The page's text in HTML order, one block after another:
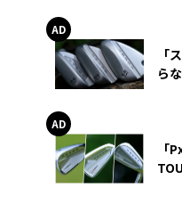
「
ら
「